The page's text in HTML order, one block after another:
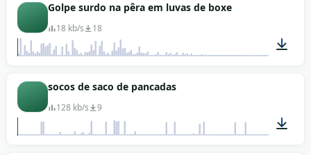
Golpe surdo na pêra em luvas de boxe
18 kb/s 18
socos de saco de pancadas
128 kb/s 9